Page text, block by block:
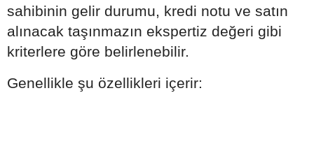
sahibinin gelir durumu, kredi notu ve satın
alınacak taşınmazın ekspertiz değeri gibi
kriterlere göre belirlenebilir.
Genellikle şu özellikleri içerir: